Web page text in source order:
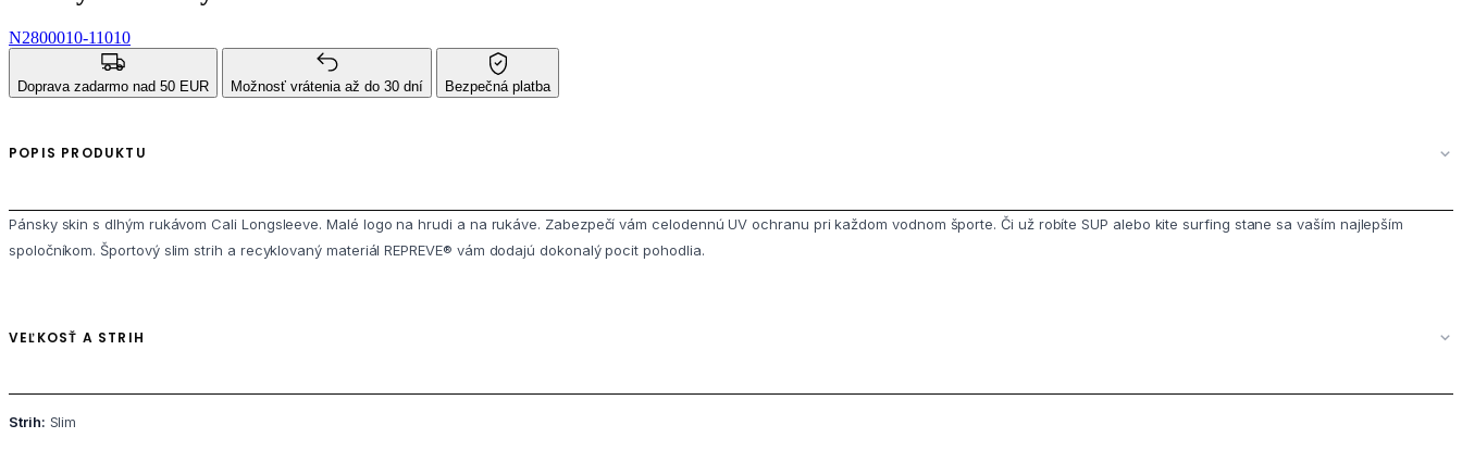
N2800010-11010
Doprava zadarmo nad 50 EUR Možnosť vrátenia až do 30 dní Bezpečná platba
POPIS PRODUKTU
Pánsky skin s dlhým rukávom Cali Longsleeve. Malé logo na hrudi a na rukáve. Zabezpečí vám celodennú UV ochranu pri každom vodnom športe. Či už robíte SUP alebo kite surfing stane sa vaším najlepším
spoločníkom. Športový slim strih a recyklovaný materiál REPREVE® vám dodajú dokonalý pocit pohodlia.
VEĽKOSŤ A STRIH
Strih: Slim